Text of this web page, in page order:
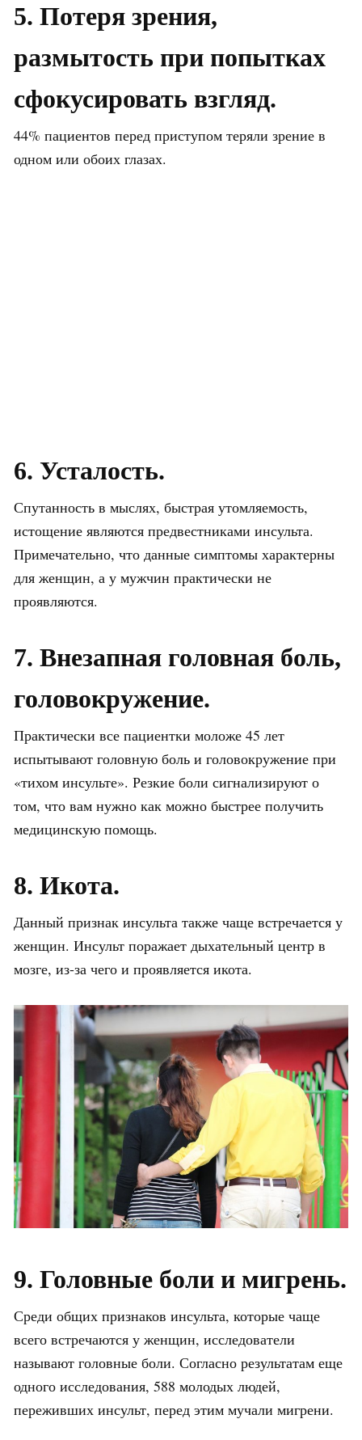
5. Потеря зрения,
размытость при попытках
сфокусировать взгляд.
44% пациентов перед приступом теряли зрение в
одном или обоих глазах.
6. Усталость.
Спутанность в мыслях, быстрая утомляемость,
истощение являются предвестниками инсульта.
Примечательно, что данные симптомы характерны
для женщин, а у мужчин практически не
проявляются.
7. Внезапная головная боль,
головокружение.
Практически все пациентки моложе 45 лет
испытывают головную боль и головокружение при
«тихом инсульте». Резкие боли сигнализируют о
том, что вам нужно как можно быстрее получить
медицинскую помощь.
8. Икота.
Данный признак инсульта также чаще встречается у
женщин. Инсульт поражает дыхательный центр в
мозге, из-за чего и проявляется икота.
9. Головные боли и мигрень.
Среди общих признаков инсульта, которые чаще
всего встречаются у женщин, исследователи
называют головные боли. Согласно результатам еще
одного исследования, 588 молодых людей,
переживших инсульт, перед этим мучали мигрени.